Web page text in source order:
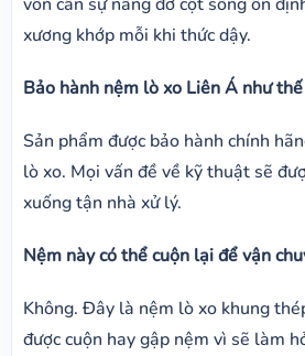
xương khớp mỗi khi thức dậy.
Bảo hành nệm lò xo Liên Á như
Sản phẩm được bảo hành chính
lò xo. Mọi vấn đề về kỹ thuật sẽ
xuống tận nhà xử lý.
Nệm này có thể cuộn lại để vận
Không. Đây là nệm lò xo khung
được cuộn hay gập nệm vì sẽ làm